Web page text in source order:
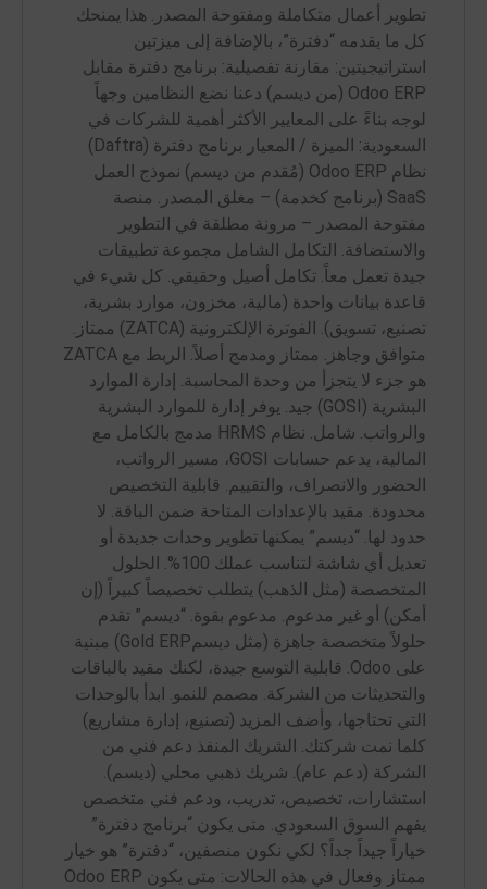
تطوير أعمال متكاملة ومفتوحة المصدر. هذا يمنحك
كل ما يقدمه “دفترة”، بالإضافة إلى ميزتين
استراتيجيتين: مقارنة تفصيلية: برنامج دفترة مقابل
Odoo ERP (من ديسم) دعنا نضع النظامين وجهاً
لوجه بناءً على المعايير الأكثر أهمية للشركات في
السعودية: الميزة / المعيار برنامج دفترة (Daftra)
نظام Odoo ERP (مُقدم من ديسم) نموذج العمل
SaaS (برنامج كخدمة) – مغلق المصدر. منصة
مفتوحة المصدر – مرونة مطلقة في التطوير
والاستضافة. التكامل الشامل مجموعة تطبيقات
جيدة تعمل معاً. تكامل أصيل وحقيقي. كل شيء في
قاعدة بيانات واحدة (مالية، مخزون، موارد بشرية،
تصنيع، تسويق). الفوترة الإلكترونية (ZATCA) ممتاز.
متوافق وجاهز. ممتاز ومدمج أصلاً. الربط مع ZATCA
هو جزء لا يتجزأ من وحدة المحاسبة. إدارة الموارد
البشرية (GOSI) جيد. يوفر إدارة للموارد البشرية
والرواتب. شامل. نظام HRMS مدمج بالكامل مع
المالية، يدعم حسابات GOSI، مسير الرواتب،
الحضور والانصراف، والتقييم. قابلية التخصيص
محدودة. مقيد بالإعدادات المتاحة ضمن الباقة. لا
حدود لها. “ديسم” يمكنها تطوير وحدات جديدة أو
تعديل أي شاشة لتناسب عملك 100%. الحلول
المتخصصة (مثل الذهب) يتطلب تخصيصاً كبيراً (إن
أمكن) أو غير مدعوم. مدعوم بقوة. “ديسم” تقدم
حلولاً متخصصة جاهزة (مثل ديسمGold ERP) مبنية
على Odoo. قابلية التوسع جيدة، لكنك مقيد بالباقات
والتحديثات من الشركة. مصمم للنمو. ابدأ بالوحدات
التي تحتاجها، وأضف المزيد (تصنيع، إدارة مشاريع)
كلما نمت شركتك. الشريك المنفذ دعم فني من
الشركة (دعم عام). شريك ذهبي محلي (ديسم).
استشارات، تخصيص، تدريب، ودعم فني متخصص
يفهم السوق السعودي. متى يكون “برنامج دفترة”
خياراً جيداً جداً؟ لكي نكون منصفين، “دفترة” هو خيار
ممتاز وفعال في هذه الحالات: متى يكون Odoo ERP